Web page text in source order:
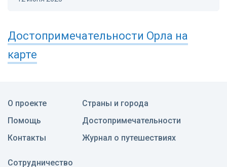
Достопримечательности Орла на
карте
О проекте
Помощь
Контакты
Страны и города
Достопримечательности
Журнал о путешествиях
Сотрудничество